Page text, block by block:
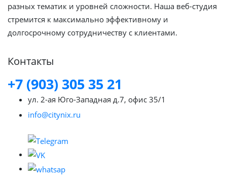
разных тематик и уровней сложности. Наша веб-студия
стремится к максимально эффективному и
долгосрочному сотрудничеству с клиентами.
Контакты
+7 (903) 305 35 21
ул. 2-ая Юго-Западная д.7, офис 35/1
info@citynix.ru